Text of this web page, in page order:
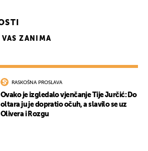
ZANIMA
RASKOŠNA PROSLAVA
Ovako je izgledalo vjenčanje Tije Jurčić: Do
oltara ju je dopratio očuh, a slavilo se uz
Olivera i Rozgu